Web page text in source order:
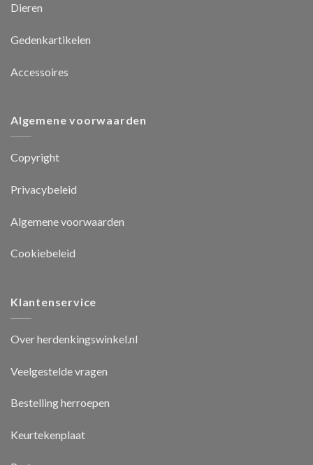
Dieren
Gedenkartikelen
Accessoires
Algemene voorwaarden
Copyright
Privacybeleid
Algemene voorwaarden
Cookiebeleid
Klantenservice
Over herdenkingswinkel.nl
Veelgestelde vragen
Bestelling herroepen
Keurtekenplaat